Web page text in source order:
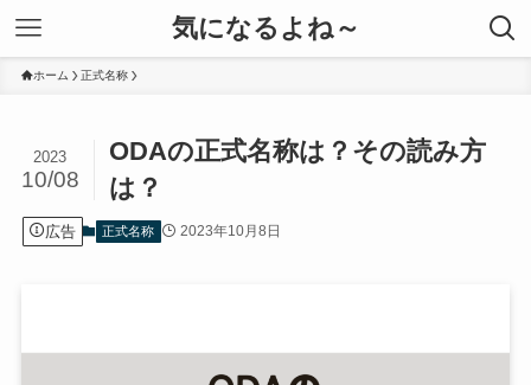
気になるよね～
ホーム 正式名称
ODAの正式名称は？その読み方
は？
2023
10/08
広告 正式名称 2023年10月8日